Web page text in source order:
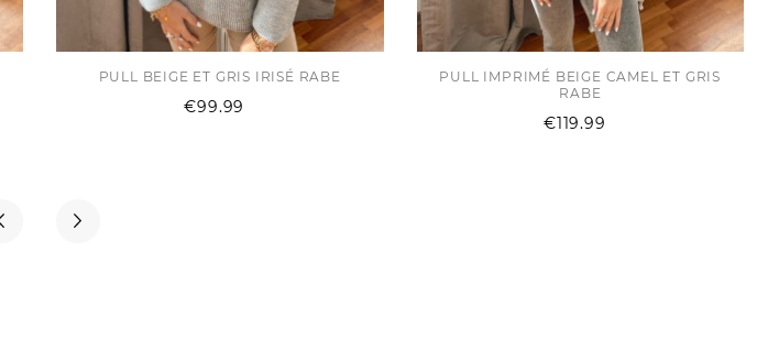
PULL BEIGE ET GRIS IRISÉ RABE
€99.99
PULL IMPRIMÉ BEIGE CAMEL ET GRIS
RABE
€119.99